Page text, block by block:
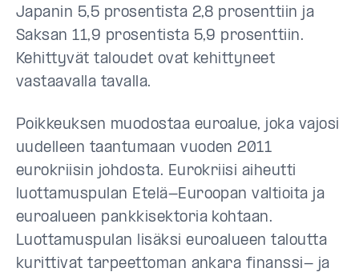
Japanin 5,5 prosentista 2,8 prosenttiin ja
Saksan 11,9 prosentista 5,9 prosenttiin.
Kehittyvät taloudet ovat kehittyneet
vastaavalla tavalla.
Poikkeuksen muodostaa euroalue, joka vajosi
uudelleen taantumaan vuoden 2011
eurokriisin johdosta. Eurokriisi aiheutti
luottamuspulan Etelä-Euroopan valtioita ja
euroalueen pankkisektoria kohtaan.
Luottamuspulan lisäksi euroalueen taloutta
kurittivat tarpeettoman ankara finanssi- ja